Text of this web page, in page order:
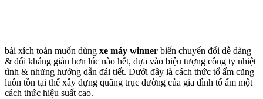
bài xích toán muốn dùng xe máy winner biến chuyển đổi dễ dàng
& đối kháng giản hơn lúc nào hết, dựa vào biệu tượng công ty nhiệt
tình & những hướng dẫn đái tiết. Dưới đây là cách thức tổ ấm cũng
luôn tồn tại thể xây dựng quãng trục đường của gia đình tổ ấm một
cách thức hiệu suất cao.